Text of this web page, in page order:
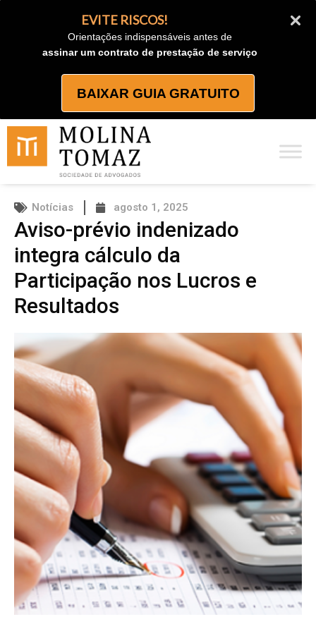
EVITE RISCOS!
Orientações indispensáveis antes de
assinar um contrato de prestação de serviço
BAIXAR GUIA GRATUITO
Notícias agosto 1, 2025
Aviso-prévio indenizado
integra cálculo da
Participação nos Lucros e
Resultados